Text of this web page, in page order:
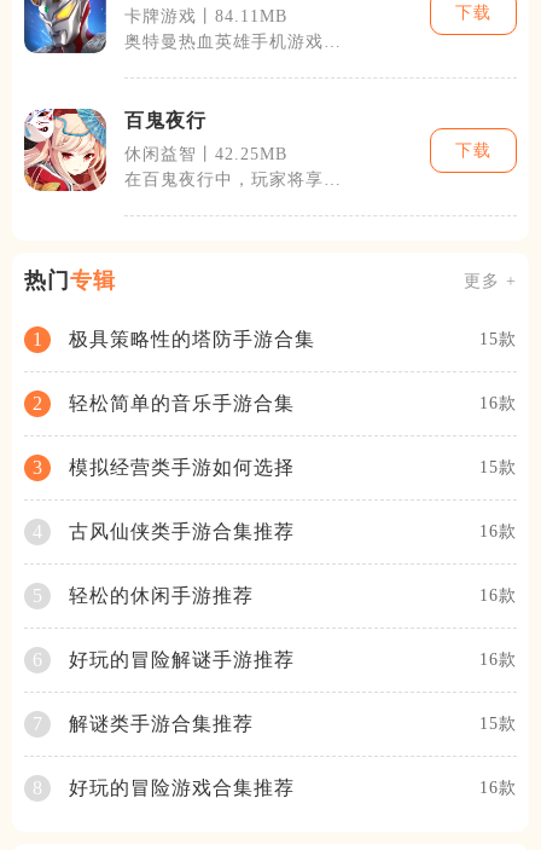
卡牌游戏丨84.11MB
奥特曼热血英雄手机游戏简
下载
百鬼夜行
休闲益智丨42.25MB
在百鬼夜行中，玩家将享受
下载
热门 专辑 更多 +
1 极具策略性的塔防手游合集 15款
2 轻松简单的音乐手游合集 16款
3 模拟经营类手游如何选择 15款
4 古风仙侠类手游合集推荐 16款
5 轻松的休闲手游推荐 16款
6 好玩的冒险解谜手游推荐 16款
7 解谜类手游合集推荐 15款
8 好玩的冒险游戏合集推荐 16款